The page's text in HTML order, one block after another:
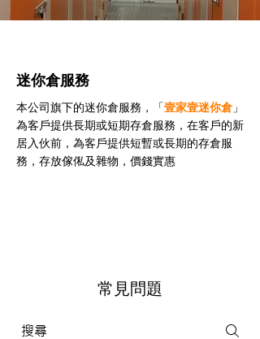
迷你倉服務
本公司旗下的迷你倉服務，「壹家壹迷你倉 」
為客戶提供長期或短期存倉服務，在客戶的新
居入伙前，為客戶提供短暫或長期的存倉服
務，存放傢俬及雜物，價錢實惠
常見問題